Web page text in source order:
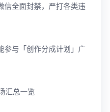
信全面封禁，严打各类违
参与「创作分成计划」广
汇总一览